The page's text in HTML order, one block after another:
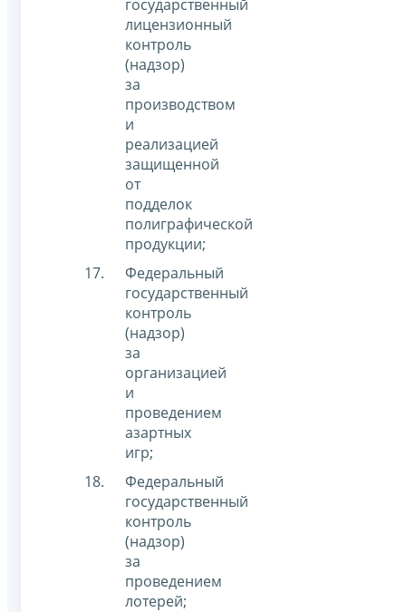
государственный
лицензионный
контроль
(надзор)
за
производством
и
реализацией
защищенной
от
подделок
полиграфической
продукции;
Федеральный
государственный
контроль
(надзор)
за
организацией
и
проведением
азартных
игр;
Федеральный
государственный
контроль
(надзор)
за
проведением
лотерей;